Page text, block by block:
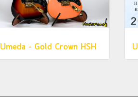
Umeda - Gold Crown HSH